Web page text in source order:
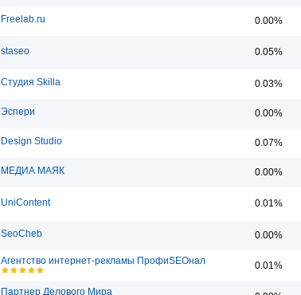
Freelab.ru 0.00%
staseo 0.05%
Студия Skilla 0.03%
Эспери 0.00%
Design Studio 0.07%
МЕДИА МАЯК 0.00%
UniContent 0.01%
SeoCheb 0.00%
Агентство интернет-рекламы ПрофиSEOнал 0.01%
Партнер Делового Мира